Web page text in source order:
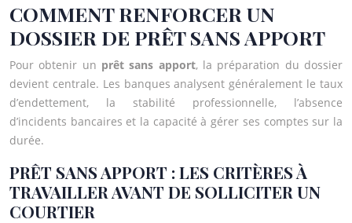
COMMENT RENFORCER UN
DOSSIER DE PRÊT SANS APPORT
Pour obtenir un prêt sans apport, la préparation du dossier
devient centrale. Les banques analysent généralement le taux
d’endettement, la stabilité professionnelle, l’absence
d’incidents bancaires et la capacité à gérer ses comptes sur la
durée.
PRÊT SANS APPORT : LES CRITÈRES À
TRAVAILLER AVANT DE SOLLICITER UN
COURTIER